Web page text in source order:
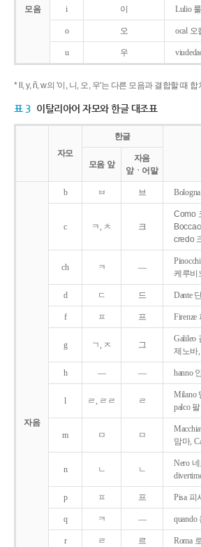
모음 i 이 Lulio
o 오 ocal 오
u 우
* ll, y, ñ, w의 '이, 니, 오, 우'는 다른 모음과 결합할 때
표 3 이탈리아어 자모와 한글 대조표
자모
한글
모음 앞
자음
앞ㆍ어말
자음
b ㅂ 브
c ㅋ, ㅊ 크
Como
credo
ch ㅋ ―
케루비
d ㄷ 드 Dante
f ㅍ 프 Firenze
g ㄱ, ㅈ 그
Galileo
제노바
h ― ― hanno
l ㄹ, ㄹㄹ ㄹ
Milano
palco
m ㅁ ㅁ
맘마,
n ㄴ ㄴ
Nero
p ㅍ 프 Pisa 피
q ㅋ ― quando
r ㄹ 르 Roma